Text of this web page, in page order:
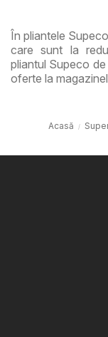
În pliantele
care sunt la
pliantul Supeco
oferte la
Acasă